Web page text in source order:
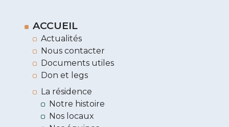
ACCUEIL
Actualités
Nous contacter
Documents utiles
Don et legs
La résidence
Notre histoire
Nos locaux